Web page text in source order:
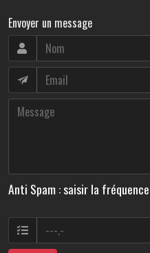
Envoyer un message
Anti Spam : saisir la